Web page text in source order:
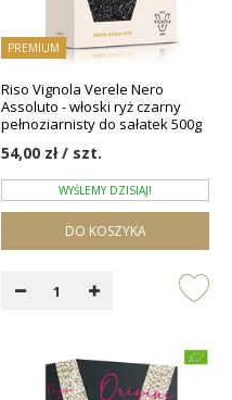
PREMIUM
Riso Vignola Verele Nero
Assoluto - włoski ryż czarny
pełnoziarnisty do sałatek 500g
54,00 zł / szt.
WYŚLEMY DZISIAJ!
DO KOSZYKA